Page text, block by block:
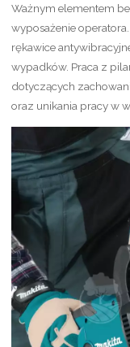
Ważnym elementem
wyposażenie
rękawice
wypadków. Praca z
dotyczących
oraz unikania pracy w